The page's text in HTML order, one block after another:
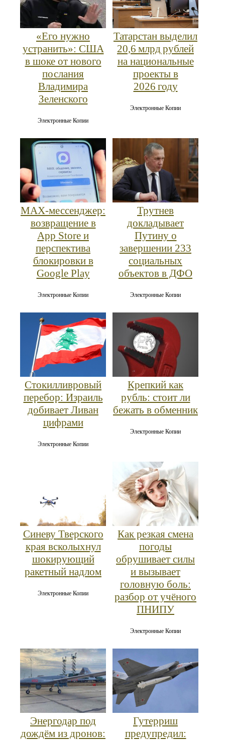
«Его нужно
устранить»: США
в шоке от нового
послания
Владимира
Зеленского
Электронные Копии
Татарстан выделил
20,6 млрд рублей
на национальные
проекты в
2026 году
Электронные Копии
MAX‑мессенджер:
возвращение в
App Store и
перспектива
блокировки в
Google Play
Электронные Копии
Трутнев
докладывает
Путину о
завершении 233
социальных
объектов в ДФО
Электронные Копии
Стокилливровый
перебор: Израиль
добивает Ливан
цифрами
Электронные Копии
Крепкий как
рубль: стоит ли
бежать в обменник
Электронные Копии
Синеву Тверского
края всколыхнул
шокирующий
ракетный надлом
Электронные Копии
Как резкая смена
погоды
обрушивает силы
и вызывает
головную боль:
разбор от учёного
ПНИПУ
Электронные Копии
Энергодар под
дождём из дронов:
Гутерриш
предупредил: